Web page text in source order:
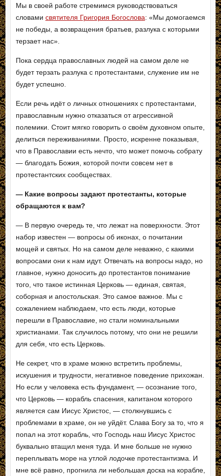
Мы в своей работе стремимся руководствоваться
словами святителя Григория Богослова: «Мы домогаемся
не победы, а возвращения братьев, разлука с которыми
терзает нас».
Пока сердца православных людей на самом деле не
будет терзать разлука с протестантами, служение им не
будет успешно.
Если речь идёт о личных отношениях с протестантами,
православным нужно отказаться от агрессивной
полемики. Стоит мягко говорить о своём духовном опыте,
делиться переживаниями. Просто, искренне показывая,
что в Православии есть нечто, что может помочь собрату
— благодать Божия, которой почти совсем нет в
протестантских сообществах.
— Какие вопросы задают протестанты, которые
обращаются к вам?
— В первую очередь те, что лежат на поверхности. Этот
набор известен — вопросы об иконах, о почитании
мощей и святых. Но на самом деле неважно, с какими
вопросами они к нам идут. Отвечать на вопросы надо, но
главное, нужно доносить до протестантов понимание
того, что такое истинная Церковь — единая, святая,
соборная и апостольская. Это самое важное. Мы с
сожалением наблюдаем, что есть люди, которые
перешли в Православие, но стали номинальными
христианами. Так случилось потому, что они не решили
для себя, что есть Церковь.
Не секрет, что в храме можно встретить проблемы,
искушения и трудности, негативное поведение прихожан.
Но если у человека есть фундамент, — осознание того,
что Церковь — корабль спасения, капитаном которого
является сам Иисус Христос, — столкнувшись с
проблемами в храме, он не уйдёт. Слава Богу за то, что я
попал на этот корабль, что Господь наш Иисус Христос
буквально втащил меня туда. И мне больше не нужно
переплывать море на утлой лодочке протестантизма. И
мне всё равно, прогнила ли небольшая доска на корабле,